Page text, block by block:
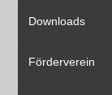
Downloads
Förderverein